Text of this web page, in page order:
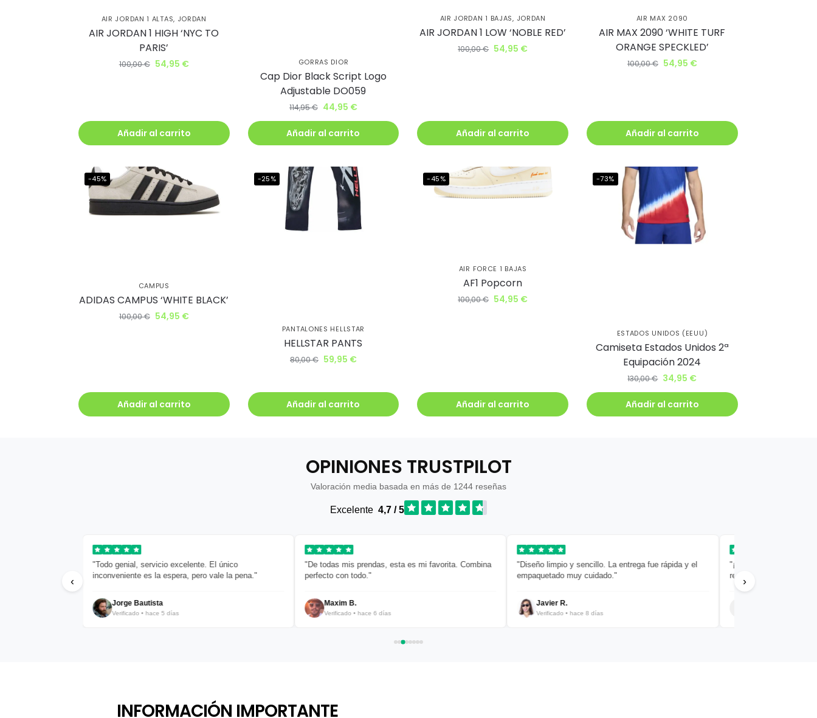
AIR JORDAN 1 ALTAS, JORDAN
AIR JORDAN 1 HIGH ‘NYC TO
PARIS’
100,00€ 54,95 €
Añadir al carrito
GORRAS DIOR
Cap Dior Black Script Logo
Adjustable DO059
114,95€ 44,95 €
Añadir al carrito
AIR JORDAN 1 BAJAS, JORDAN
AIR JORDAN 1 LOW ‘NOBLE RED’
100,00€ 54,95 €
Añadir al carrito
AIR MAX 2090
AIR MAX 2090 ‘WHITE TURF
ORANGE SPECKLED’
100,00€ 54,95 €
Añadir al carrito
-45%
CAMPUS
ADIDAS CAMPUS ‘WHITE BLACK’
100,00€ 54,95 €
Añadir al carrito
-25%
PANTALONES HELLSTAR
HELLSTAR PANTS
80,00€ 59,95 €
Añadir al carrito
-45%
AIR FORCE 1 BAJAS
AF1 Popcorn
100,00€ 54,95 €
Añadir al carrito
-73%
ESTADOS UNIDOS (EEUU)
Camiseta Estados Unidos 2ª
Equipación 2024
130,00€ 34,95 €
Añadir al carrito
OPINIONES TRUSTPILOT
Valoración media basada en más de 1244 reseñas
Excelente 4,7 / 5
‹
"Todo genial, servicio excelente. El único
inconveniente es la espera, pero vale la pena."
Jorge Bautista
Verificado • hace 5 días
"De todas mis prendas, esta es mi favorita. Combina
perfecto con todo."
Maxim B.
Verificado • hace 6 días
"Diseño limpio y sencillo. La entrega fue rápida y el
empaquetado muy cuidado."
Javier R.
Verificado • hace 8 días
"¡Todo perfecto! Calidad,
recomiendo totalmente."
›
INFORMACIÓN IMPORTANTE
descuento.
Además, recibirás lanzamientos exclusivos
Quiero mi descuento